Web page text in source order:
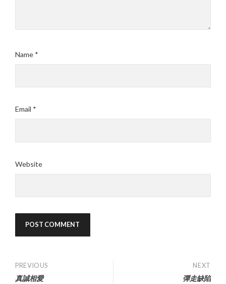
Name *
Email *
Website
Post
PREVIOUS
真誠相愛
NEXT
彈走缺陷